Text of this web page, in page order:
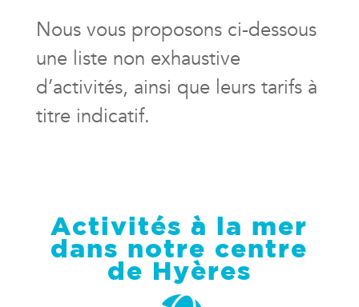
Nous vous proposons ci-dessous
une liste non exhaustive
d’activités, ainsi que leurs tarifs à
titre indicatif.
Activités à la mer
dans notre centre
de Hyères